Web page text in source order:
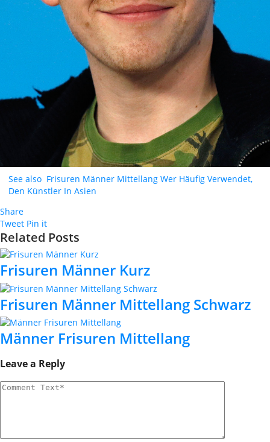
See also Frisuren Männer Mittellang Wer Häufig Verwendet,
Den Künstler In Asien
Share
Tweet Pin it
Related Posts
Frisuren Männer Kurz
Frisuren Männer Mittellang Schwarz
Männer Frisuren Mittellang
Leave a Reply